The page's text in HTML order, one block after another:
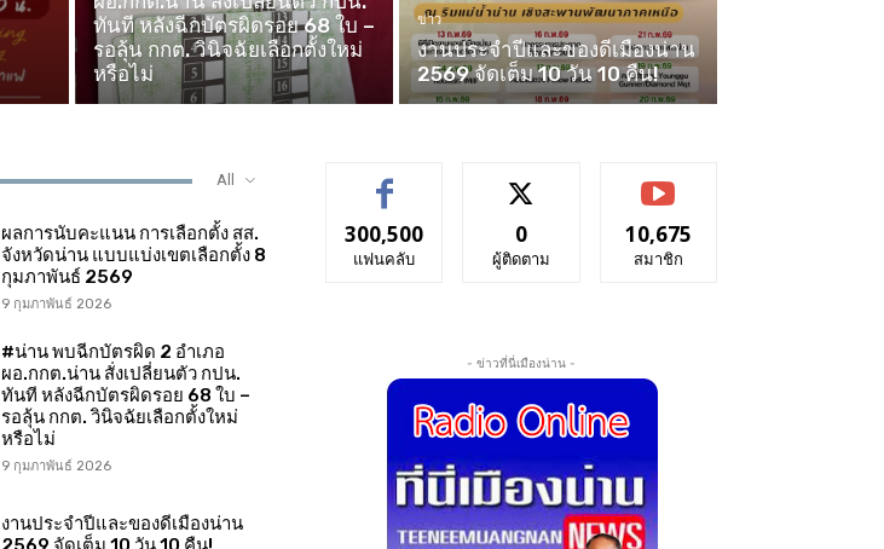
ทันที หลังฉีกบัตรผิดรอย 68 ใบ –
รอลุ้น กกต. วินิจฉัยเลือกตั้งใหม่
หรือไม่
ข่าว
งานประจำปีและของดีเมืองน่าน
2569 จัดเต็ม 10 วัน 10 คืน!
All
ผลการนับคะแนน การเลือกตั้ง สส.
จังหวัดน่าน แบบแบ่งเขตเลือกตั้ง 8
กุมภาพันธ์ 2569
9 กุมภาพันธ์ 2026
#น่าน พบฉีกบัตรผิด 2 อำเภอ
ผอ.กกต.น่าน สั่งเปลี่ยนตัว กปน.
ทันที หลังฉีกบัตรผิดรอย 68 ใบ –
รอลุ้น กกต. วินิจฉัยเลือกตั้งใหม่
หรือไม่
9 กุมภาพันธ์ 2026
งานประจำปีและของดีเมืองน่าน
300,500
แฟนคลับ
0
ผู้ติดตาม
10,675
สมาชิก
- ข่าวที่นี่เมืองน่าน -